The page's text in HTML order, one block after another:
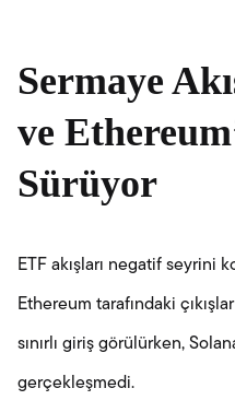
Sermaye
ve
Sürüyor
ETF akışları negatif seyrini
Ethereum tarafındaki
sınırlı giriş görülürken,
gerçekleşmedi.